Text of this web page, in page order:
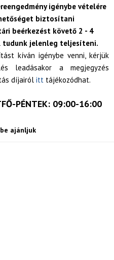
igénybe vételére
biztosítani
beérkezést követő 2 - 4
tudunk jelenleg teljesíteni.
kíván igénybe venni, kérjük
leadásakor a megjegyzés
díjairól itt tájékozódhat.
PÉNTEK: 09:00-16:00
ajánljuk